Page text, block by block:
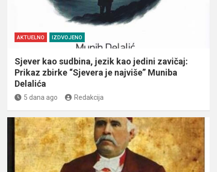
AKTUELNO IZDVOJENO
Sjever kao sudbina, jezik kao jedini zavičaj:
Prikaz zbirke “Sjevera je najviše” Muniba
Delalića
5 dana ago Redakcija